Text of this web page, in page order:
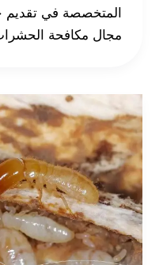
المتخصصة في تقديم
مجال مكافحة